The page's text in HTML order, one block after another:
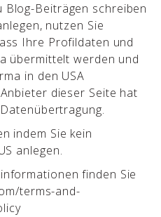
Blog-Beiträgen schreiben
nutzen Sie
Ihre Profildaten und
übermittelt werden und
in den USA
dieser Seite hat
indem Sie kein
anlegen.
finden Sie
terms-and-